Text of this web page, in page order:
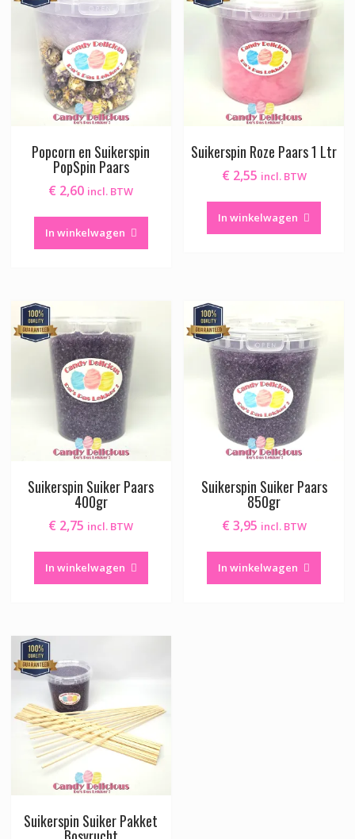
Popcorn en Suikerspin
PopSpin Paars
€ 2,60 incl. BTW
In winkelwagen
Suikerspin Roze Paars 1 Ltr
€ 2,55 incl. BTW
In winkelwagen
Suikerspin Suiker Paars
400gr
€ 2,75 incl. BTW
In winkelwagen
Suikerspin Suiker Paars
850gr
€ 3,95 incl. BTW
In winkelwagen
Suikerspin Suiker Pakket